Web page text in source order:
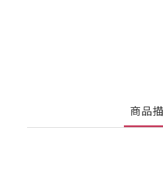
商品